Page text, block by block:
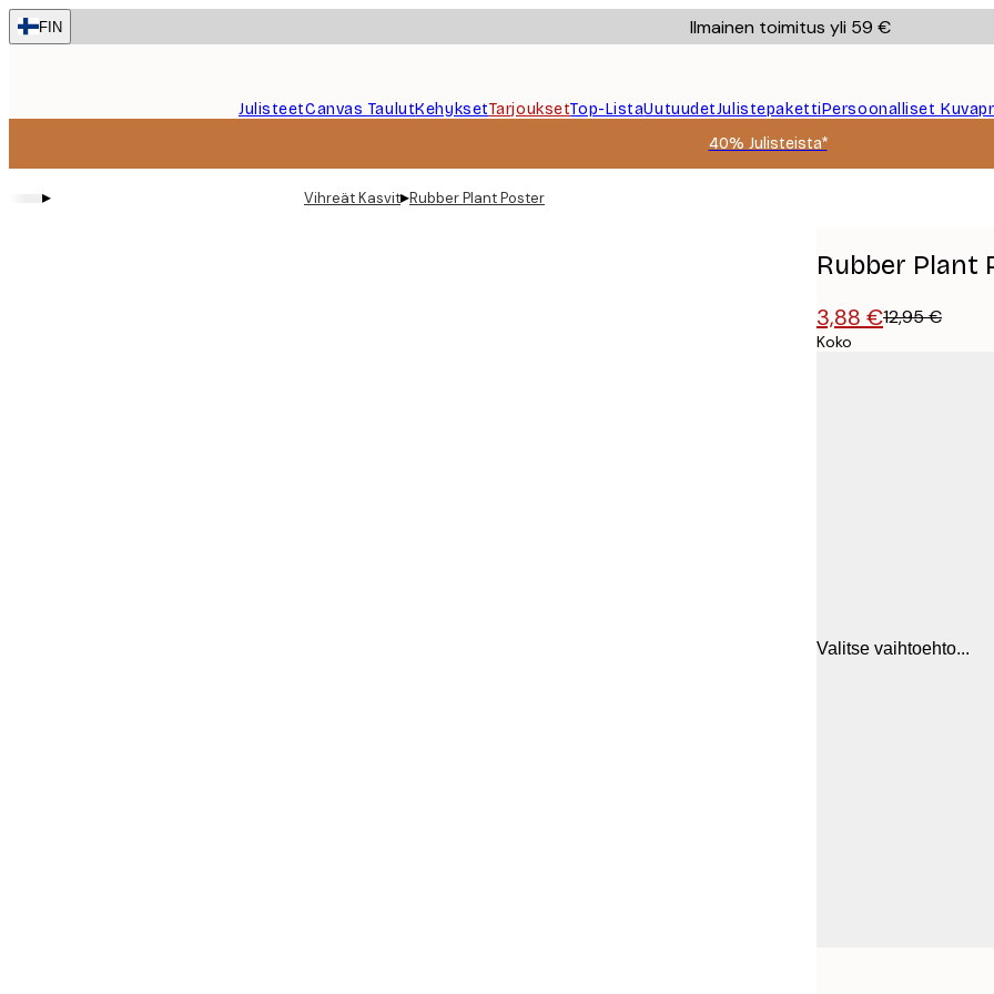
Skip
to
FIN Ilmainen toimitus yli 59 €
JulisteetCanvas TaulutKehyksetTarjouksetTop-ListaUutuudetJulistepakettiPersoonalliset
40% Julisteista*
▸ Vihreät Kasvit▸Rubber Plant Poster
Rubber Plant
3,88 €12,95 €
Koko
Valitse vaihtoehto...